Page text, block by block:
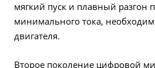
мягкий пуск и плавный разгон
минимального тока,
двигателя.
Второе поколение цифровой